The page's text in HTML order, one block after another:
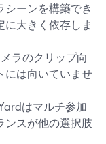
シーンを構築でき
に大きく依存しま
ラのクリップ向
には向いていませ
はマルチ参加
ンスが他の選択肢